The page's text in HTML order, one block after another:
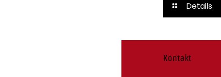
Details
Kontakt